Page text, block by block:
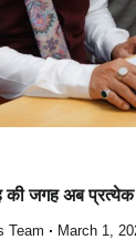
जगह अब प्रत्येक
Team March 1,